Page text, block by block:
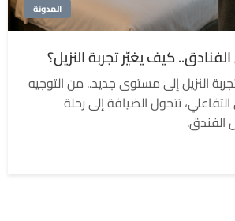
المدونة
كيف يغيّر تجربة النزيل؟
النزيل إلى مستوى جديد.. من التوجيه
تتحول الضيافة إلى رحلة